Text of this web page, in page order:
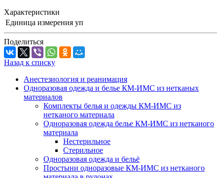
Характеристики
Единица измерения уп
Поделиться
Назад к списку
Анестезиология и реанимация
Одноразовая одежда и белье КМ-ИМС из нетканых
материалов
Комплекты белья и одежды КМ-ИМС из
нетканого материала
Одноразовая одежда белье КМ-ИМС из нетканого
материала
Нестерильное
Стерильное
Одноразовая одежда и бельё
Простыни одноразовые КМ-ИМС из нетканого